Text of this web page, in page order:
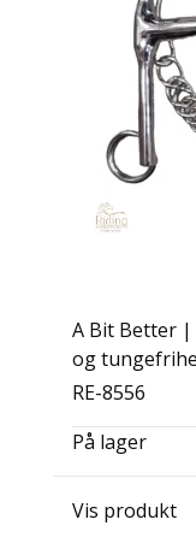
A Bit Better |
og
RE-8556
På lager
Vis produkt